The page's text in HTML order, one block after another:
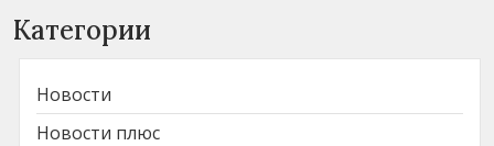
Категории
Новости
Новости плюс